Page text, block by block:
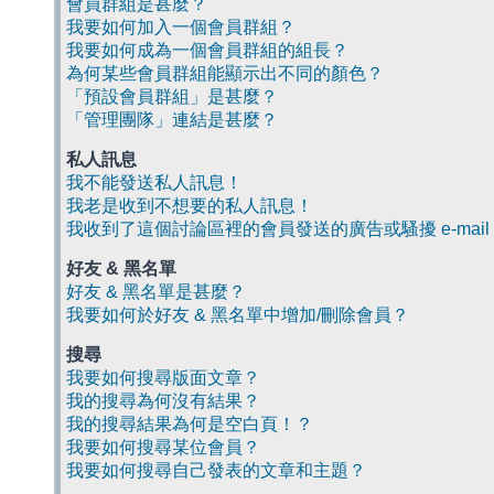
會員群組是甚麼？
我要如何加入一個會員群組？
我要如何成為一個會員群組的組長？
為何某些會員群組能顯示出不同的顏色？
「預設會員群組」是甚麼？
「管理團隊」連結是甚麼？
私人訊息
我不能發送私人訊息！
我老是收到不想要的私人訊息！
我收到了這個討論區裡的會員發送的廣告或騷擾 e-mail
好友 & 黑名單
好友 & 黑名單是甚麼？
我要如何於好友 & 黑名單中增加/刪除會員？
搜尋
我要如何搜尋版面文章？
我的搜尋為何沒有結果？
我的搜尋結果為何是空白頁！？
我要如何搜尋某位會員？
我要如何搜尋自己發表的文章和主題？